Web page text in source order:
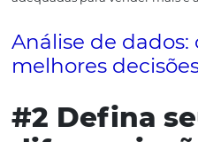
Através da matriz SWOT
desempenho do seu hotel
posicionamento (ranking
cesta competitiva por